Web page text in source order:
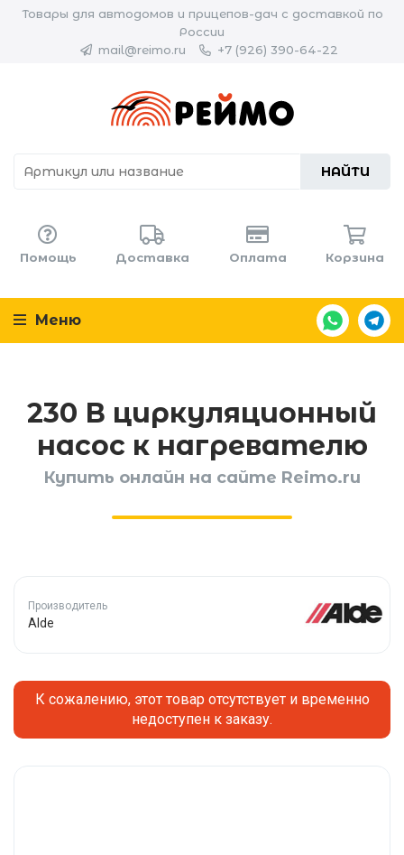
Товары для автодомов и прицепов-дач с доставкой по
России
mail@reimo.ru
+7 (926) 390-64-22
НАЙТИ
Помощь Доставка Оплата Корзина
Меню
230 В циркуляционный
насос к нагревателю
Купить онлайн на сайте Reimo.ru
Производитель
Alde
К сожалению, этот товар отсутствует и временно
недоступен к заказу.